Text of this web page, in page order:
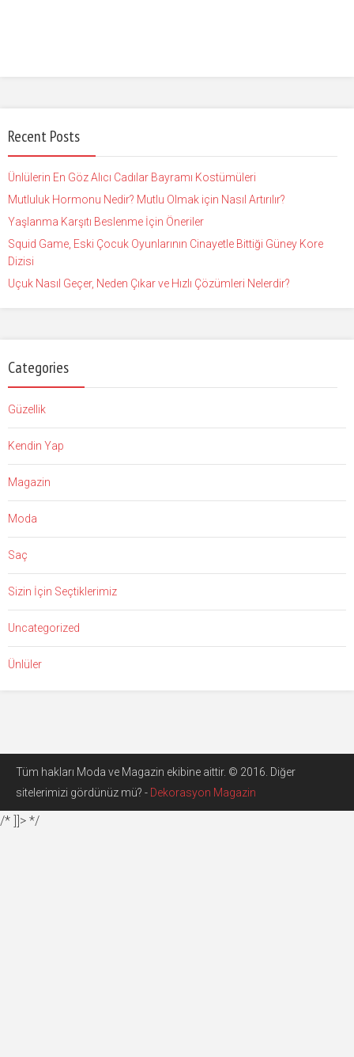
Recent Posts
Ünlülerin En Göz Alıcı Cadılar Bayramı Kostümüleri
Mutluluk Hormonu Nedir? Mutlu Olmak için Nasıl Artırılır?
Yaşlanma Karşıtı Beslenme İçin Öneriler
Squid Game, Eski Çocuk Oyunlarının Cinayetle Bittiği Güney Kore
Dizisi
Uçuk Nasıl Geçer, Neden Çıkar ve Hızlı Çözümleri Nelerdir?
Categories
Güzellik
Kendin Yap
Magazin
Moda
Saç
Sizin İçin Seçtiklerimiz
Uncategorized
Ünlüler
Tüm hakları Moda ve Magazin ekibine aittir. © 2016. Diğer
sitelerimizi gördünüz mü? - Dekorasyon Magazin
/* ]]> */